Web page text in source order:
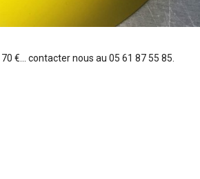
€... contacter nous au 05 61 87 55 85.